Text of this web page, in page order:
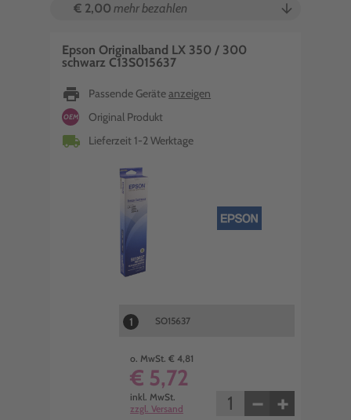
€ 2,00 mehr bezahlen arrow_downward
Epson Originalband LX 350 / 300
schwarz C13S015637
print Passende Geräteanzeigen
OEM Original Produkt
local_shipping Lieferzeit 1-2 Werktage
1 SO15637
o. MwSt. € 4,81
€ 5,72
inkl. MwSt.
zzgl. Versand
− +